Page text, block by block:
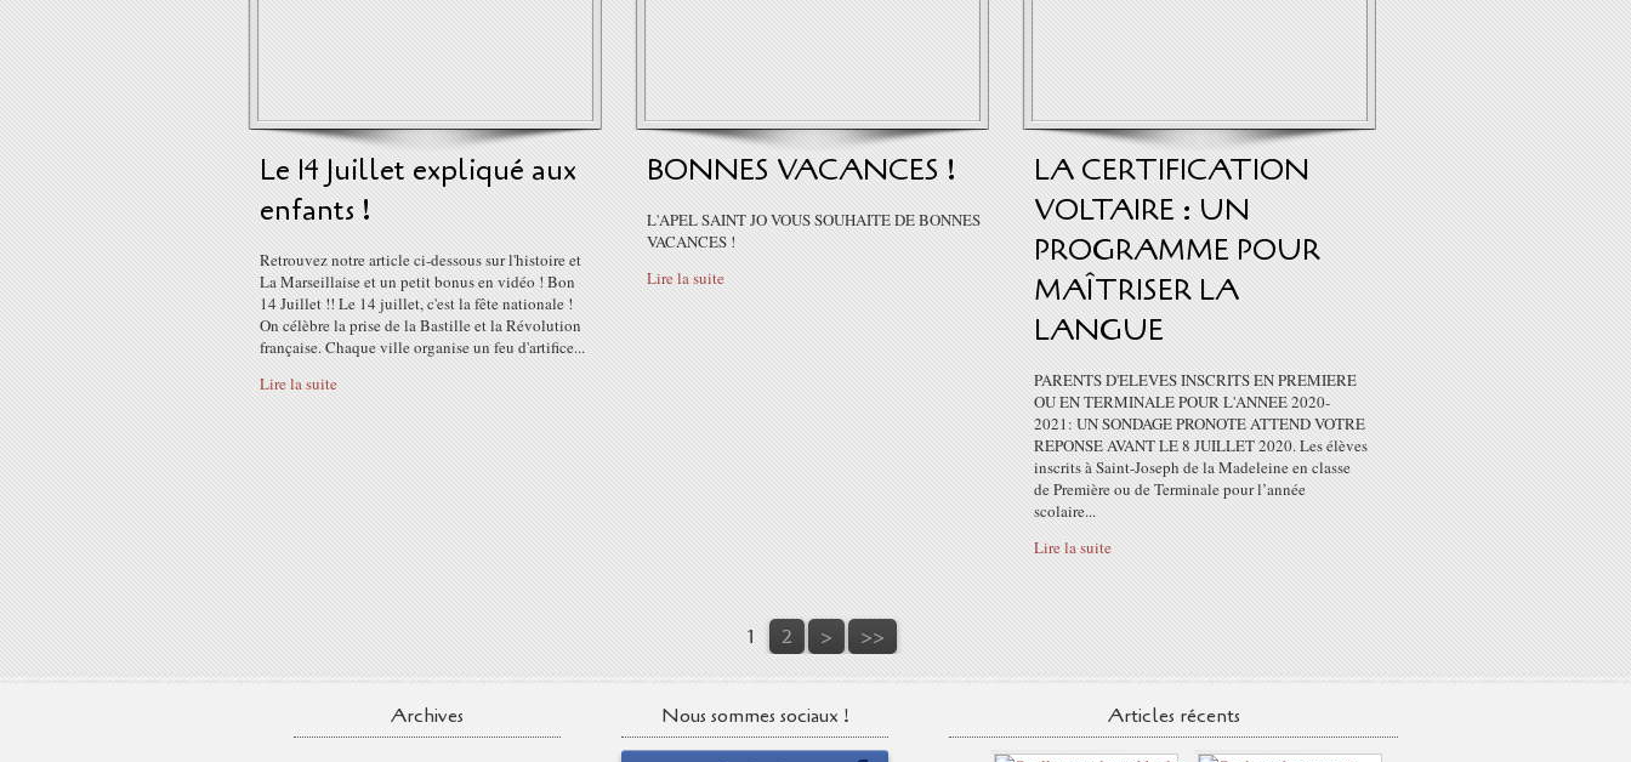
Le 14 Juillet expliqué aux
enfants !
Retrouvez notre article ci-dessous sur l'histoire et
La Marseillaise et un petit bonus en vidéo ! Bon
14 Juillet !! Le 14 juillet, c'est la fête nationale !
On célèbre la prise de la Bastille et la Révolution
française. Chaque ville organise un feu d'artifice...
Lire la suite
BONNES VACANCES !
L'APEL SAINT JO VOUS SOUHAITE DE BONNES
VACANCES !
Lire la suite
LA CERTIFICATION
VOLTAIRE : UN
PROGRAMME POUR
MAÎTRISER LA
LANGUE
PARENTS D'ELEVES INSCRITS EN PREMIERE
OU EN TERMINALE POUR L'ANNEE 2020-
2021: UN SONDAGE PRONOTE ATTEND VOTRE
REPONSE AVANT LE 8 JUILLET 2020. Les élèves
inscrits à Saint-Joseph de la Madeleine en classe
de Première ou de Terminale pour l’année
scolaire...
Lire la suite
1 2 > >>
Archives Nous sommes sociaux ! Articles récents